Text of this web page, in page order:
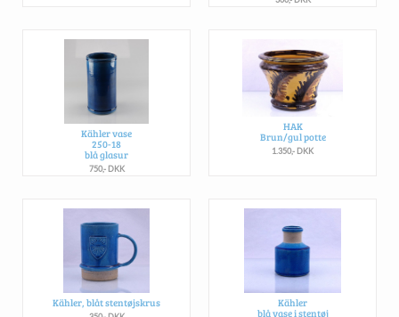
Kähler vase
250-18
blå glasur
750,- DKK
HAK
Brun/gul potte
1.350,- DKK
Kähler, blåt stentøjskrus
Kähler
blå vase i stentøj